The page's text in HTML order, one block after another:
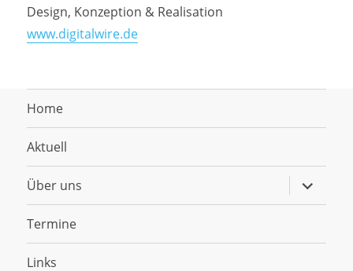
Design, Konzeption & Realisation
www.digitalwire.de
Home
Aktuell
Über uns anzeigen
Termine
Links